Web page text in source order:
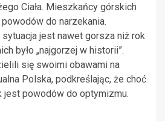
Ciała. Mieszkańcy górskich
do narzekania.
jest nawet gorsza niż rok
było „najgorzej w historii”.
się swoimi obawami na
Polska, podkreślając, że choć
jest powodów do optymizmu.